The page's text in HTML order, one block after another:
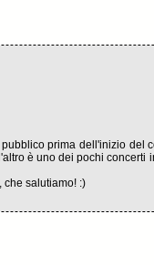
prima dell'inizio
è uno dei pochi
che salutiamo! :)